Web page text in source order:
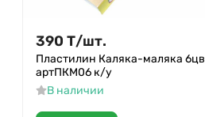
390 Т/шт.
Пластилин Каляка-маляка 6цв
артПКМ06 к/у
В наличии